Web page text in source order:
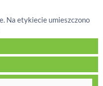
Na etykiecie umieszczono